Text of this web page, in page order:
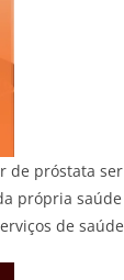
de próstata
própria
de